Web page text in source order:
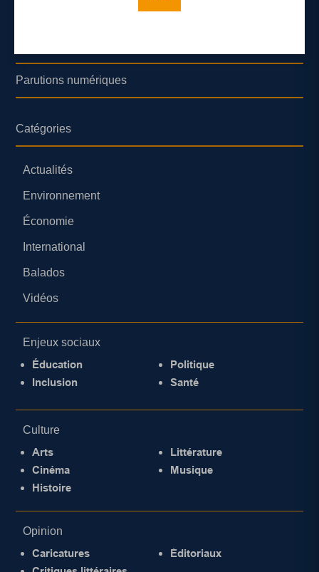
Parutions numériques
Catégories
Actualités
Environnement
Économie
International
Balados
Vidéos
Enjeux sociaux
Éducation
Inclusion
Politique
Santé
Culture
Arts
Cinéma
Histoire
Littérature
Musique
Opinion
Caricatures
Éditoriaux